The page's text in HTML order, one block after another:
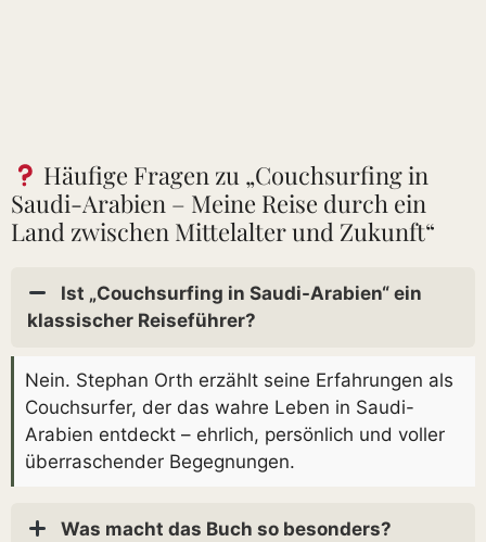
Häufige Fragen zu „Couchsurfing in
Saudi-Arabien – Meine Reise durch ein
Land zwischen Mittelalter und Zukunft“
klassischer Reiseführer?
Nein. Stephan Orth erzählt seine Erfahrungen als
Couchsurfer, der das wahre Leben in Saudi-
Arabien entdeckt – ehrlich, persönlich und voller
überraschender Begegnungen.
Was macht das Buch so besonders?